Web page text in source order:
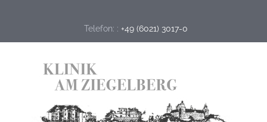
Telefon: : +49 (6021) 3017-0